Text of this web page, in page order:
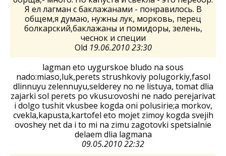
Я ел лагман с баклажанами - понравилось. В
общем,я думаю, нужны лук, морковь, перец
болкарский,баклажаны и помидоры, зелень,
чеснок и специи
Old 19.06.2010 23:30
lagman eto uygurskoe bludo na sous
nado:miaso,luk,perets strushkoviy polugorkiy,fasol
dlinnuyu zelennuyu,selderey no ne listuya, tomat dlia
zajarki sol perets po vkusu:ovoshi ne nado perejarivat
i dolgo tushit vkusbee kogda oni polusirie;a morkov,
cvekla,kapusta,kartofel eto mojet zimoy kogda svejih
ovoshey net da i to mi na zimu zagotovki spetsialnie
delaem dlia lagmana
09.05.2010 22:32